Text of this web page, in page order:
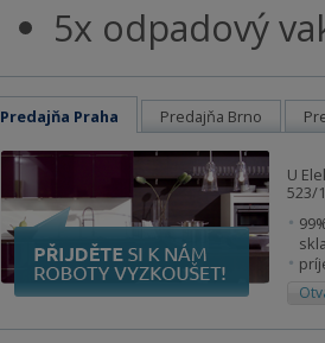
5x odpadový
Predajňa Praha Predajňa Brno
U
523/